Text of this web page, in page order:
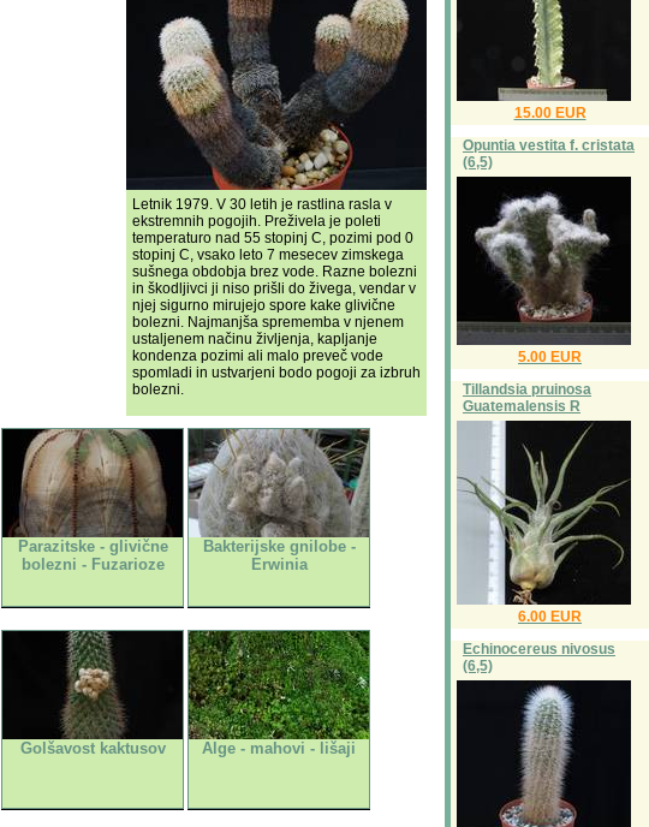
Letnik 1979. V 30 letih je rastlina rasla v
ekstremnih pogojih. Preživela je poleti
temperaturo nad 55 stopinj C, pozimi pod 0
stopinj C, vsako leto 7 mesecev zimskega
sušnega obdobja brez vode. Razne bolezni
in škodljivci ji niso prišli do živega, vendar v
njej sigurno mirujejo spore kake glivične
bolezni. Najmanjša sprememba v njenem
ustaljenem načinu življenja, kapljanje
kondenza pozimi ali malo preveč vode
spomladi in ustvarjeni bodo pogoji za izbruh
bolezni.
Parazitske - glivične
bolezni - Fuzarioze
Bakterijske gnilobe -
Erwinia
Golšavost kaktusov Alge - mahovi - lišaji
15.00 EUR
Opuntia vestita f. cristata
(6,5)
5.00 EUR
Tillandsia pruinosa
Guatemalensis R
6.00 EUR
Echinocereus nivosus
(6,5)